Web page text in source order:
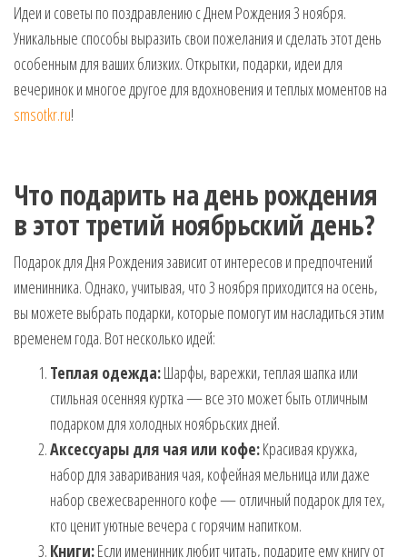
Идеи и советы по поздравлению с Днем Рождения 3 ноября.
Уникальные способы выразить свои пожелания и сделать этот день
особенным для ваших близких. Открытки, подарки, идеи для
вечеринок и многое другое для вдохновения и теплых моментов на
smsotkr.ru!
Что подарить на день рождения
в этот третий ноябрьский день?
Подарок для Дня Рождения зависит от интересов и предпочтений
именинника. Однако, учитывая, что 3 ноября приходится на осень,
вы можете выбрать подарки, которые помогут им насладиться этим
временем года. Вот несколько идей:
Теплая одежда:Шарфы, варежки, теплая шапка или
стильная осенняя куртка — все это может быть отличным
подарком для холодных ноябрьских дней.
Аксессуары для чая или кофе:Красивая кружка,
набор для заваривания чая, кофейная мельница или даже
набор свежесваренного кофе — отличный подарок для тех,
кто ценит уютные вечера с горячим напитком.
Книги:Если именинник любит читать, подарите ему книгу от